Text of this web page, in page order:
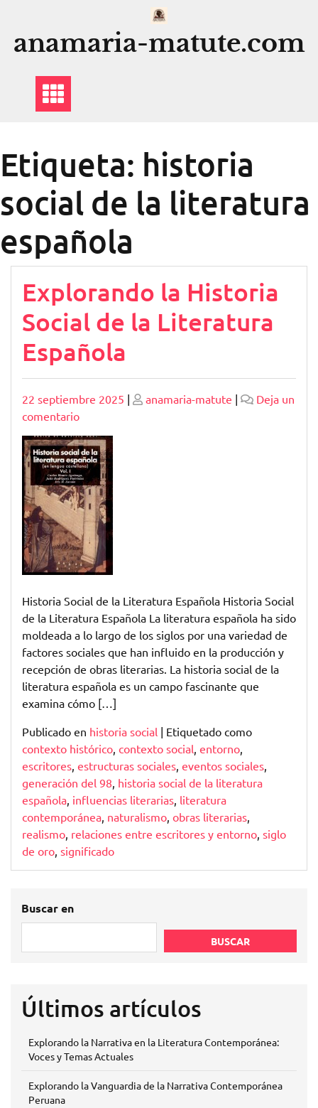
contenido
anamaria-matute.com
Etiqueta: historia
social de la literatura
española
Explorando la Historia
Social de la Literatura
Española
Publicado
22 septiembre 2025 | Publicado
anamaria-matute |
Deja un
comentarioen
Explorando
la
Historia
Social
de
la
Literatura
Española
Historia Social de la Literatura Española Historia Social
de la Literatura Española La literatura española ha sido
moldeada a lo largo de los siglos por una variedad de
factores sociales que han influido en la producción y
recepción de obras literarias. La historia social de la
literatura española es un campo fascinante que
examina cómo […]
Publicado en historia social | Etiquetado como
contexto histórico, contexto social, entorno,
escritores, estructuras sociales, eventos sociales,
generación del 98, historia social de la literatura
española, influencias literarias, literatura
contemporánea, naturalismo, obras literarias,
realismo, relaciones entre escritores y entorno, siglo
de oro, significado
Buscar en
BUSCAR
Últimos artículos
Explorando la Narrativa en la Literatura Contemporánea:
Voces y Temas Actuales
Explorando la Vanguardia de la Narrativa Contemporánea
Peruana